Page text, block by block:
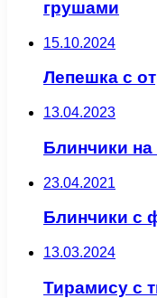
грушами
15.10.2024
Лепешка с
13.04.2023
Блинчики
23.04.2021
Блинчики с
13.03.2024
Тирамису с